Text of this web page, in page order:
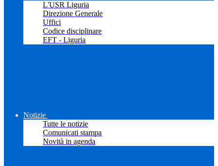
L'USR Liguria
Direzione Generale
Uffici
Codice disciplinare
EFT - Liguria
Notizie
Tutte le notizie
Comunicati stampa
Novità in agenda